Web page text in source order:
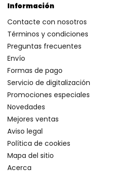
Información
Contacte con nosotros
Términos y condiciones
Preguntas frecuentes
Envío
Formas de pago
Servicio de digitalización
Promociones especiales
Novedades
Mejores ventas
Aviso legal
Política de cookies
Mapa del sitio
Acerca